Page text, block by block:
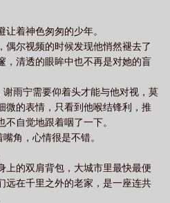
着神色匆匆的少年。
偶尔视频的时候发现他悄然褪去了
，清透的眼眸中也不再是对她的盲
谢雨宁需要仰着头才能与他对视，莫
微的表情，只看到他喉结锋利，推
自觉地跟着咽了一下。
角，心情很是不错。
上的双肩背包，大城市里最快最便
远在千里之外的老家，是一座连共